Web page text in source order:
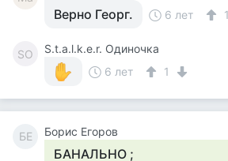
Верно Георг. 6 лет 1
SО
S.t.a.l.k.e.r. Одиночка
6 лет
1
БЕ Борис Егоров
БАНАЛЬНО ;